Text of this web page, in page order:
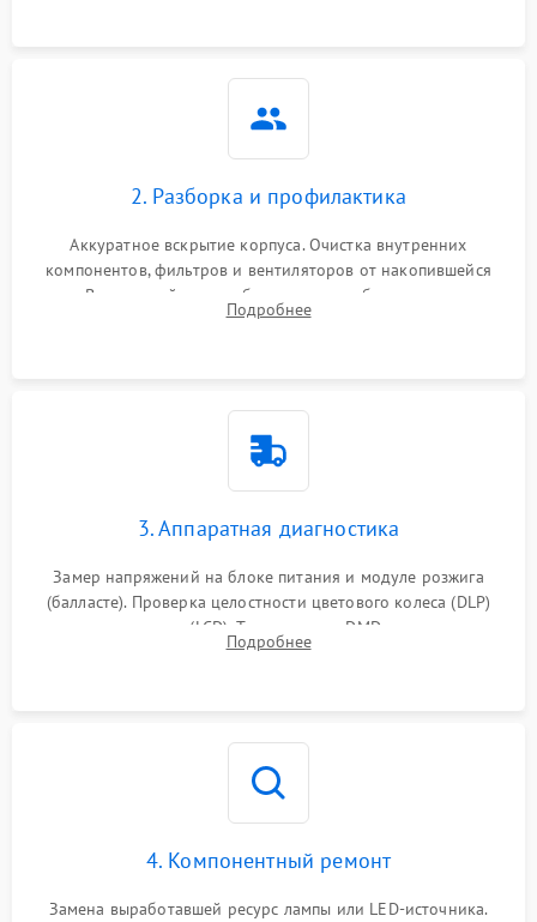
2. Разборка и профилактика
Аккуратное вскрытие корпуса. Очистка внутренних
компонентов, фильтров и вентиляторов от накопившейся
пыли. Визуальный осмотр блока питания, балласта лампы и
материнской платы на наличие прогаров или вздутых
Подробнее
3. Аппаратная диагностика
Замер напряжений на блоке питания и модуле розжига
(балласте). Проверка целостности цветового колеса (DLP)
или поляризаторов (LCD). Тестирование DMD-чипа, датчиков
температуры и оптопар с помощью мультиметра и
Подробнее
4. Компонентный ремонт
Замена выработавшей ресурс лампы или LED-источника.